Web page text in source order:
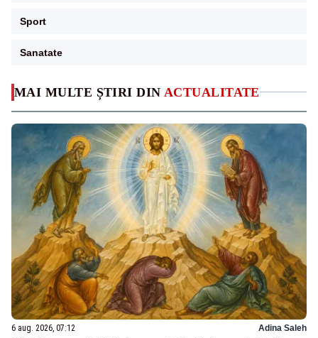
MAI MULTE ȘTIRI DIN ACTUALITATE
6 aug. 2026, 07:12 Adina Saleh
Sport
Sanatate